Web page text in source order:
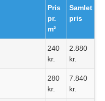
Pris
pr.
m²
Samlet
pris
240
kr.
2.880
kr.
280
kr.
7.840
kr.